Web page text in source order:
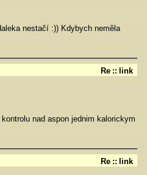
nestačí :)) Kdybych neměla
Re :: link
nad aspon jednim kalorickym
Re :: link